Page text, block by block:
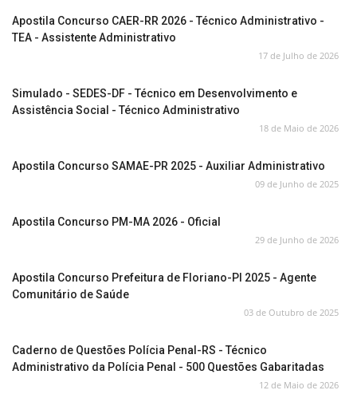
Apostila Concurso CAER-RR 2026 - Técnico Administrativo -
TEA - Assistente Administrativo
17 de Julho de 2026
Simulado - SEDES-DF - Técnico em Desenvolvimento e
Assistência Social - Técnico Administrativo
18 de Maio de 2026
Apostila Concurso SAMAE-PR 2025 - Auxiliar Administrativo
09 de Junho de 2025
Apostila Concurso PM-MA 2026 - Oficial
29 de Junho de 2026
Apostila Concurso Prefeitura de Floriano-PI 2025 - Agente
Comunitário de Saúde
03 de Outubro de 2025
Caderno de Questões Polícia Penal-RS - Técnico
Administrativo da Polícia Penal - 500 Questões Gabaritadas
12 de Maio de 2026